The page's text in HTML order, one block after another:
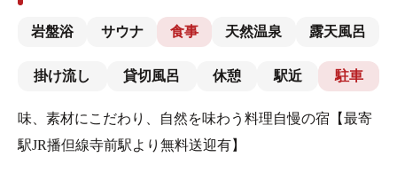
岩盤浴 サウナ 食事 天然温泉 露天風呂
掛け流し 貸切風呂 休憩 駅近 駐車
味、素材にこだわり、自然を味わう料理自慢の宿【最寄
駅JR播但線寺前駅より無料送迎有】